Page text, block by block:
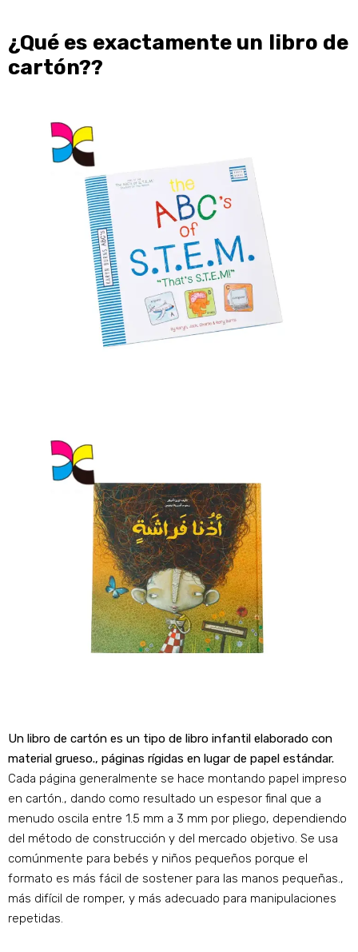
¿Qué es exactamente un libro de
cartón??
Un libro de cartón es un tipo de libro infantil elaborado con
material grueso., páginas rígidas en lugar de papel estándar.
Cada página generalmente se hace montando papel impreso
en cartón., dando como resultado un espesor final que a
menudo oscila entre 1.5 mm a 3 mm por pliego, dependiendo
del método de construcción y del mercado objetivo. Se usa
comúnmente para bebés y niños pequeños porque el
formato es más fácil de sostener para las manos pequeñas.,
más difícil de romper, y más adecuado para manipulaciones
repetidas.